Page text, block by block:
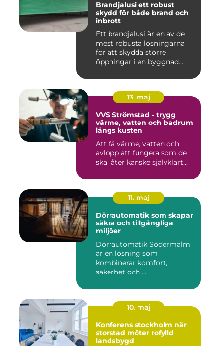
Brandjalusi ett robust
skydd för både brand och
inbrott
Ett brandjalusi är en av de
mest robusta lösningarna
för att skydda större
öppningar i en byggnad
13. maj
VVS Strömstad - trygg
värme, vatten och badrum
längs kusten
Att få värme, vatten och
avlopp att fungera som de
ska låter kanske självklart...
11. maj
Dörrautomatik som skapar
säkra och tillgängliga
miljöer
Dörrautomatik Södermalm
är en lösning som
kombinerar komfort,
säkerhet och ...
10. maj
Konferens stockholm när
storstad möter rofylld
landsbygd